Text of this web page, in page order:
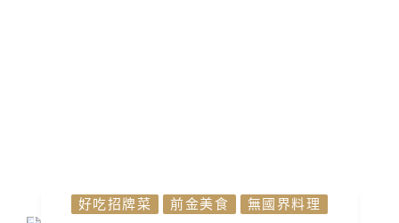
好吃招牌菜 前金美食 無國界料理